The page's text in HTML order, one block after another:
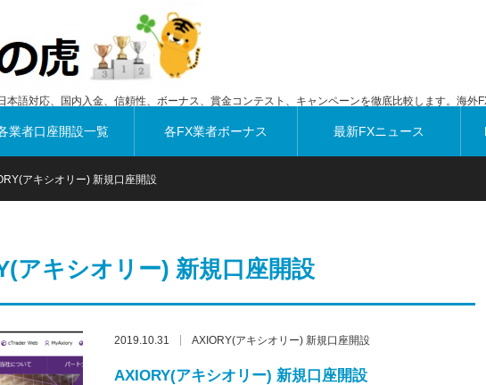
語対応、国内入金、信頼性、ボーナス、賞金コンテスト、キャンペーンを徹底比較します。海外
業者口座開設一覧 各FX業者ボーナス 最新FXニュース
アキシオリー) 新規口座開設
アキシオリー) 新規口座開設
2019.10.31 AXIORY(アキシオリー) 新規口座開設
AXIORY(アキシオリー) 新規口座開設